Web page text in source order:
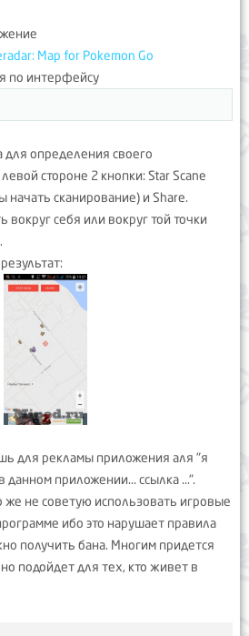
Map for Pokemon Go
по интерфейсу
для определения своего
стороне 2 кнопки: Star Scane
сканирование) и Share.
себя или вокруг той точки
для рекламы приложения аля "я
приложении... ссылка ...".
же не советую использовать игровые
ибо это нарушает правила
получить бана. Многим придется
подойдет для тех, кто живет в